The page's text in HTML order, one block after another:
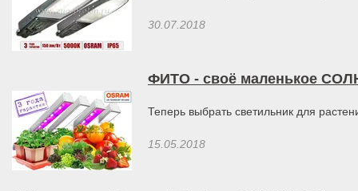
30.07.2018
ФИТО - своё маленькое
Теперь выбрать светильник для
15.05.2018